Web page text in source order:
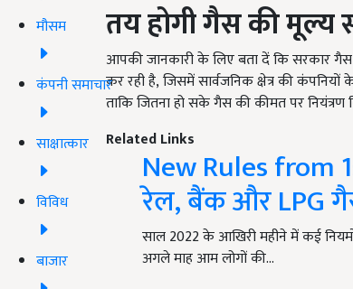
मौसम
कंपनी समाचार
साक्षात्कार
विविध
बाजार
तय होगी गैस की मूल्य
आपकी जानकारी के लिए बता दें कि सरकार
कर रही है, जिसमें सार्वजनिक क्षेत्र की
ताकि जितना हो सके गैस की कीमत पर नियंत्रण
Related Links
New Rules from
रेल, बैंक और LPG
साल 2022 के आखिरी महीने में कई
अगले माह आम लोगों की…